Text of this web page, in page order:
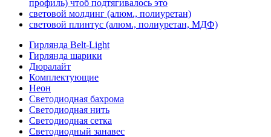
профиль) чтоб подтягивалось это
световой молдинг (алюм., полиуретан)
световой плинтус (алюм., полиуретан, МДФ)
Гирлянда Belt-Light
Гирлянда шарики
Дюралайт
Комплектующие
Неон
Светодиодная бахрома
Светодиодная нить
Светодиодная сетка
Светодиодный занавес